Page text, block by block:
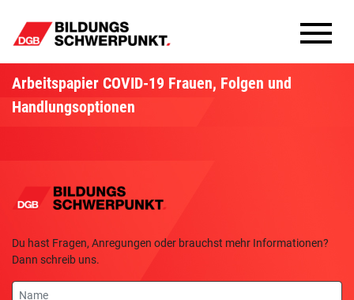
Bildungsschwerpunkte
Arbeitspapier COVID-19 Frauen, Folgen und
Handlungsoptionen
Du hast Fragen, Anregungen oder brauchst mehr Informationen?
Dann schreib uns.
Name